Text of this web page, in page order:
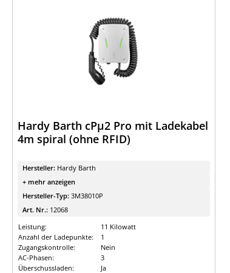
Hardy Barth cPµ2 Pro mit Ladekabel
4m spiral (ohne RFID)
Hersteller: Hardy Barth
+ mehr anzeigen
Hersteller-Typ: 3M38010P
Art. Nr.: 12068
Leistung:
11 Kilowatt
Anzahl der Ladepunkte:
1
Zugangskontrolle:
Nein
AC-Phasen:
3
Überschussladen:
Ja